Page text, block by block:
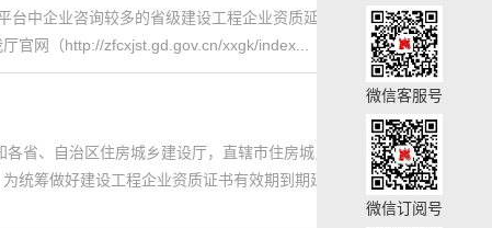
中企业咨询较多的省级建设工程企业资质延续、报部事
官网（http://zfcxjst.gd.gov.cn/xxgk/index...
省、自治区住房城乡建设厅，直辖市住房城乡建设
统筹做好建设工程企业资质证书有效期到期延续工作，现
微信客服号
微信订阅号